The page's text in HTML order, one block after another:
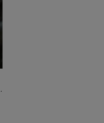
.